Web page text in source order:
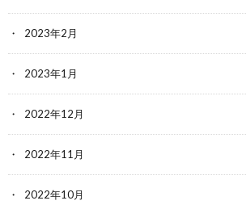
2023年2月
2023年1月
2022年12月
2022年11月
2022年10月